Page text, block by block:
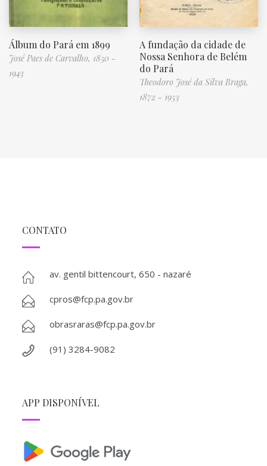
Álbum do Pará em 1899
José Paes de Carvalho, 1850 -
1943
A fundação da cidade de
Nossa Senhora de Belém
do Pará
Theodoro José da Silva Braga,
1872 - 1953
CONTATO
av. gentil bittencourt, 650 - nazaré
cpros@fcp.pa.gov.br
obrasraras@fcp.pa.gov.br
(91) 3284-9082
APP DISPONÍVEL